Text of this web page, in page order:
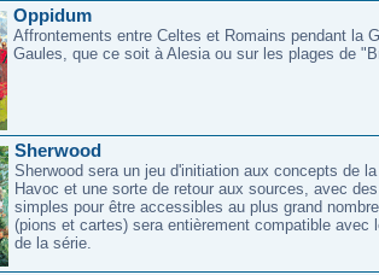
Oppidum
Affrontements entre Celtes et Romains pendant la
Gaules, que ce soit à Alesia ou sur les plages de
Sherwood
Sherwood sera un jeu d'initiation aux concepts de
Havoc et une sorte de retour aux sources, avec
simples pour être accessibles au plus grand
(pions et cartes) sera entièrement compatible avec
de la série.